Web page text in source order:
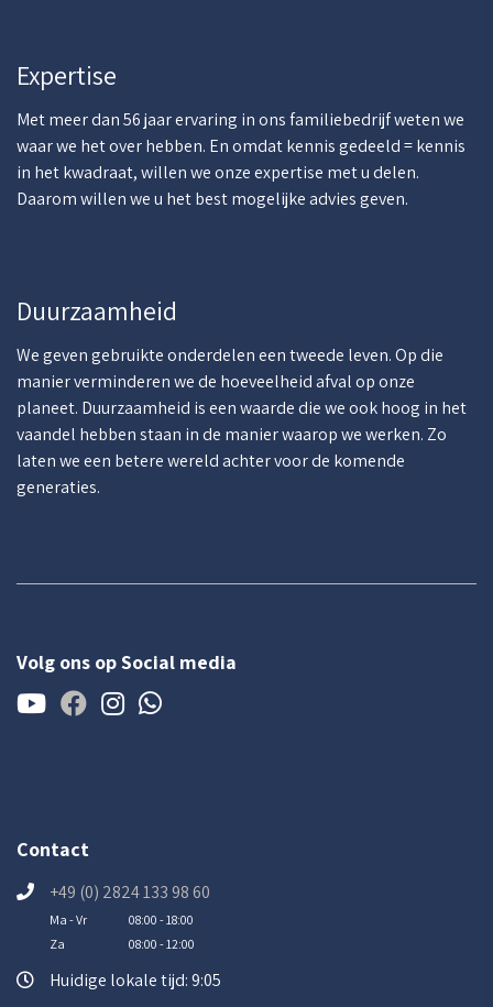
Expertise
Met meer dan 56 jaar ervaring in ons familiebedrijf weten we
waar we het over hebben. En omdat kennis gedeeld = kennis
in het kwadraat, willen we onze expertise met u delen.
Daarom willen we u het best mogelijke advies geven.
Duurzaamheid
We geven gebruikte onderdelen een tweede leven. Op die
manier verminderen we de hoeveelheid afval op onze
planeet. Duurzaamheid is een waarde die we ook hoog in het
vaandel hebben staan in de manier waarop we werken. Zo
laten we een betere wereld achter voor de komende
generaties.
Volg ons op Social media
Contact
+49 (0) 2824 133 98 60
Ma - Vr
08:00 - 18:00
Za
08:00 - 12:00
Huidige lokale tijd: 9:05